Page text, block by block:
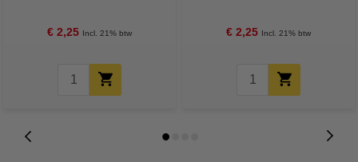
€ 2,25 Incl. 21% btw € 2,25 Incl. 21% btw